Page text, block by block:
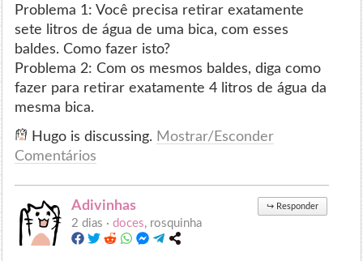
Problema 1: Você precisa retirar exatamente
sete litros de água de uma bica, com esses
baldes. Como fazer isto?
Problema 2: Com os mesmos baldes, diga como
fazer para retirar exatamente 4 litros de água da
mesma bica.
Hugo is discussing. Mostrar/Esconder
Comentários
Adivinhas ↪ Responder
2 dias ·doces, rosquinha